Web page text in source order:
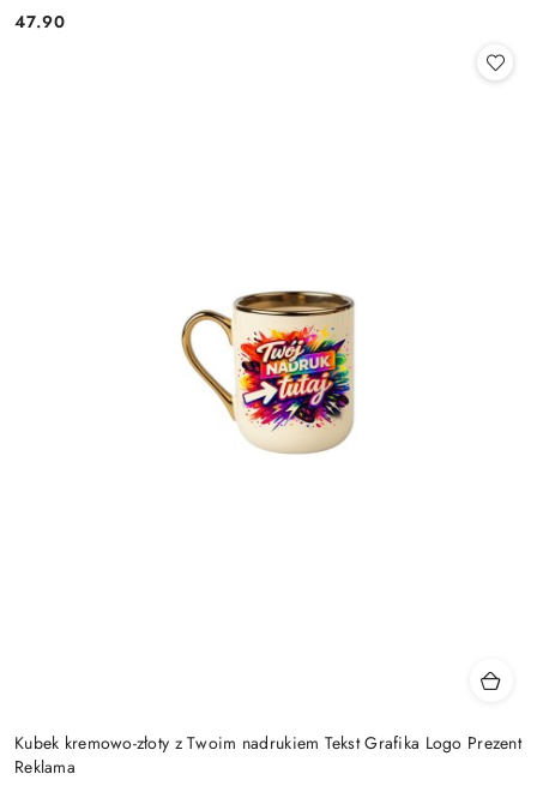
Cena:
47.90
Kubek kremowo-złoty z Twoim nadrukiem Tekst Grafika Logo Prezent
Reklama